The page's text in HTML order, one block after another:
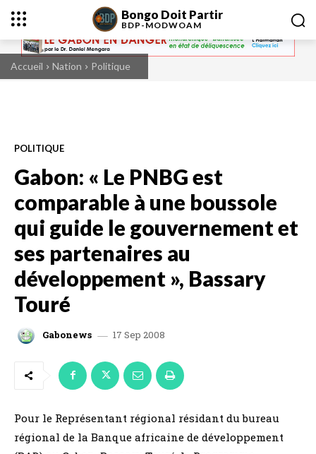
Bongo Doit Partir
BDP-MODWOAM
Accueil Nation Politique
POLITIQUE
Gabon: « Le PNBG est
comparable à une boussole
qui guide le gouvernement et
ses partenaires au
développement », Bassary
Touré
Gabonews 17 Sep 2008
Pour le Représentant régional résidant du bureau
régional de la Banque africaine de développement